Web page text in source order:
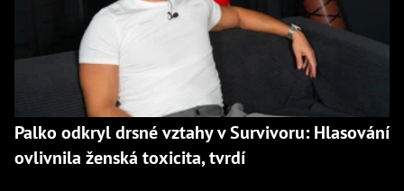
Palko odkryl drsné vztahy v Survivoru: Hlasování
ovlivnila ženská toxicita, tvrdí